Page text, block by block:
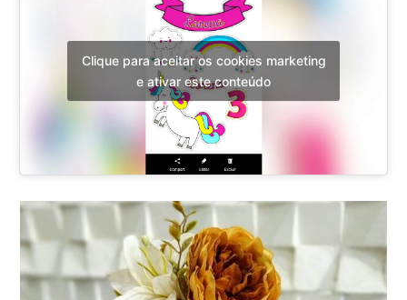
Clique para aceitar os cookies marketing
e ativar este conteúdo